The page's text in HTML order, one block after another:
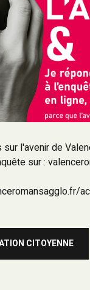
l'avenir de
sur :
CITOYENNE